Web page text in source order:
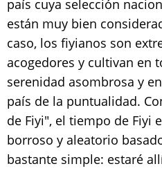
país cuya selección
están muy bien
caso, los fiyianos son
acogedores y cultivan en
serenidad asombrosa y
país de la puntualidad.
de Fiyi", el tiempo de Fiyi
borroso y aleatorio
bastante simple: estaré